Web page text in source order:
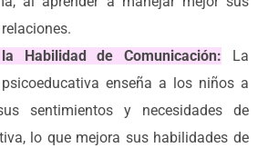
Habilidad de Comunicación: La
enseña a los niños a
sentimientos y necesidades de
lo que mejora sus habilidades de